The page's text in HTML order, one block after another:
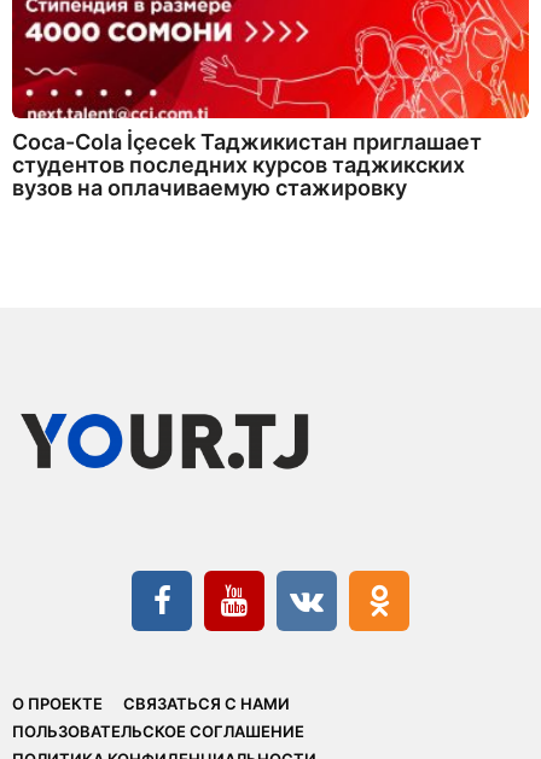
Coca-Cola İçecek Таджикистан приглашает
студентов последних курсов таджикских
вузов на оплачиваемую стажировку
О ПРОЕКТЕ
СВЯЗАТЬСЯ С НАМИ
ПОЛЬЗОВАТЕЛЬСКОЕ СОГЛАШЕНИЕ